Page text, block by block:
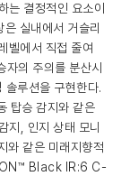
는 결정적인 요소이
실내에서 거슬리
벨에서 직접 줄여
자의 주의를 분산시
솔루션을 구현한다.
탑승 감지와 같은
지, 인지 상태 모니
와 같은 미래지향적
Black IR:6 C-